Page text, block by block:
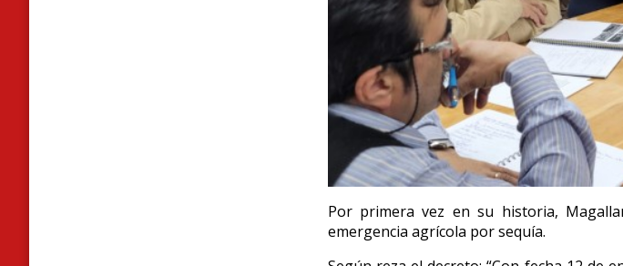
Por primera vez en su historia,
emergencia agrícola por sequía.